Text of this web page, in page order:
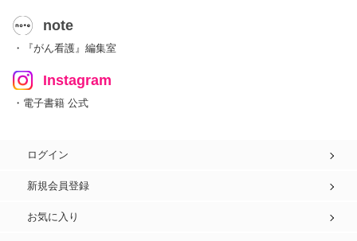
note
・『がん看護』編集室
Instagram
・電子書籍 公式
ログイン
新規会員登録
お気に入り